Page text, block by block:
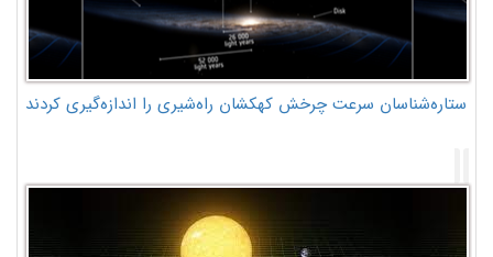
ستاره‌شناسان سرعت چرخش کهکشان راه‌شیری را اندازه‌گیری کردند